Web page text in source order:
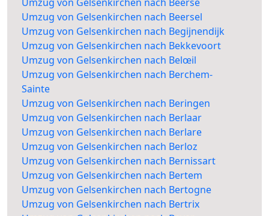
Umzug von Gelsenkirchen nach Beersel
Umzug von Gelsenkirchen nach Begijnendijk
Umzug von Gelsenkirchen nach Bekkevoort
Umzug von Gelsenkirchen nach Belœil
Umzug von Gelsenkirchen nach Berchem-
Sainte
Umzug von Gelsenkirchen nach Beringen
Umzug von Gelsenkirchen nach Berlaar
Umzug von Gelsenkirchen nach Berlare
Umzug von Gelsenkirchen nach Berloz
Umzug von Gelsenkirchen nach Bernissart
Umzug von Gelsenkirchen nach Bertem
Umzug von Gelsenkirchen nach Bertogne
Umzug von Gelsenkirchen nach Bertrix